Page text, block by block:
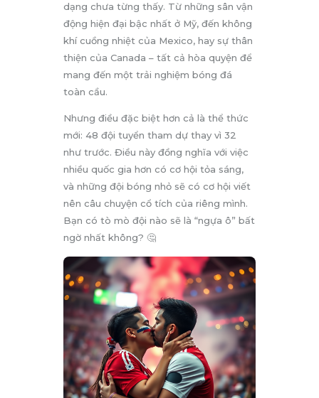
dạng chưa từng thấy. Từ những sân vận
động hiện đại bậc nhất ở Mỹ, đến không
khí cuồng nhiệt của Mexico, hay sự thân
thiện của Canada – tất cả hòa quyện để
mang đến một trải nghiệm bóng đá
toàn cầu.
Nhưng điều đặc biệt hơn cả là thể thức
mới: 48 đội tuyển tham dự thay vì 32
như trước. Điều này đồng nghĩa với việc
nhiều quốc gia hơn có cơ hội tỏa sáng,
và những đội bóng nhỏ sẽ có cơ hội viết
nên câu chuyện cổ tích của riêng mình.
Bạn có tò mò đội nào sẽ là “ngựa ô” bất
ngờ nhất không? 🤔